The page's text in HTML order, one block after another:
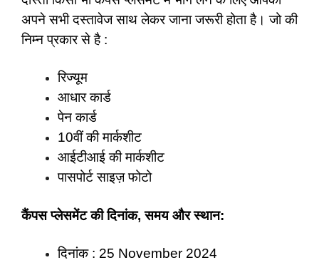
अपने सभी दस्तावेज साथ लेकर जाना जरूरी होता है। जो की
निम्न प्रकार से है :
रिज्यूम
आधार कार्ड
पेन कार्ड
10वीं की मार्कशीट
आईटीआई की मार्कशीट
पासपोर्ट साइज़ फोटो
कैंपस प्लेसमेंट की दिनांक, समय और स्थान:
दिनांक : 25 November 2024